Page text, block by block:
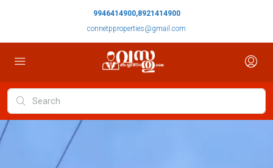
9946414900,8921414900
connetpproperties@gmail.com